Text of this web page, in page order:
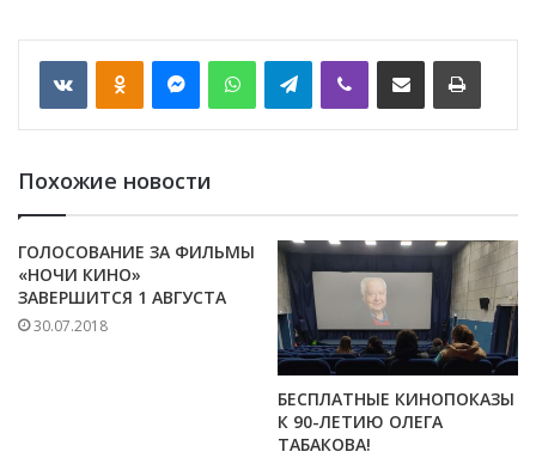
VKontakte WhatsApp Telegram
Похожие новости
ГОЛОСОВАНИЕ ЗА ФИЛЬМЫ
«НОЧИ КИНО»
ЗАВЕРШИТСЯ 1 АВГУСТА
30.07.2018
БЕСПЛАТНЫЕ КИНОПОКАЗЫ
К 90-ЛЕТИЮ ОЛЕГА
ТАБАКОВА!